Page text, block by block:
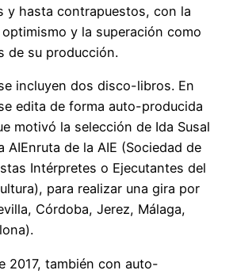
y hasta contrapuestos, con la
y la superación como
de su producción.
incluyen dos disco-libros. En
edita de forma auto-producida
motivó la selección de Ida Susal
AIEnruta de la AIE (Sociedad de
Intérpretes o Ejecutantes del
para realizar una gira por
Córdoba, Jerez, Málaga,
2017, también con auto-